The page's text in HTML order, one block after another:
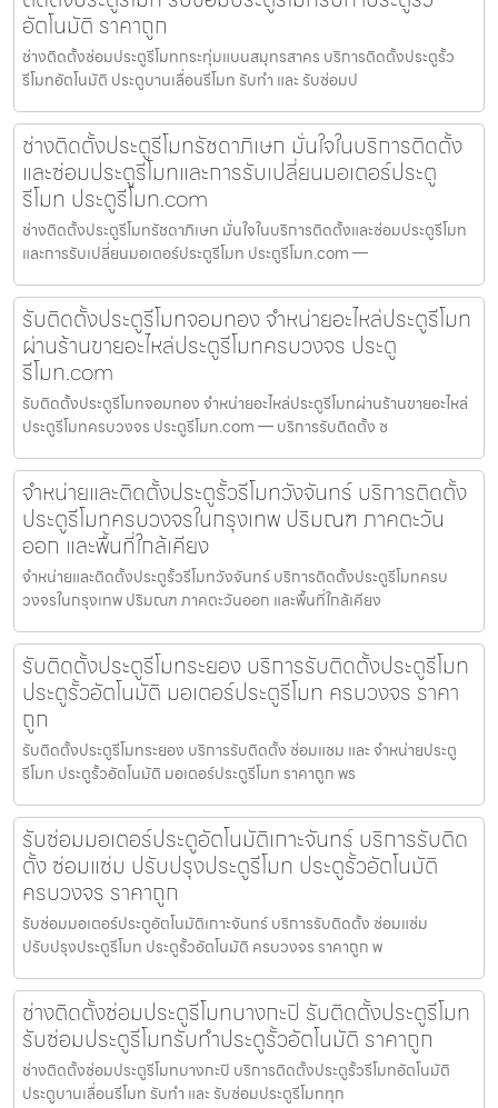
อัตโนมัติ ราคาถูก
ช่างติดตั้งซ่อมประตูรีโมทกระทุ่มแบนสมุทรสาคร บริการติดตั้งประตูรั้ว
รีโมทอัตโนมัติ ประตูบานเลื่อนรีโมท รับทำ และ รับซ่อมป
ช่างติดตั้งประตูรีโมทรัชดาภิเษก มั่นใจในบริการติดตั้ง
และซ่อมประตูรีโมทและการรับเปลี่ยนมอเตอร์ประตู
รีโมท ประตูรีโมท.com
ช่างติดตั้งประตูรีโมทรัชดาภิเษก มั่นใจในบริการติดตั้งและซ่อมประตูรีโมท
และการรับเปลี่ยนมอเตอร์ประตูรีโมท ประตูรีโมท.com —
รับติดตั้งประตูรีโมทจอมทอง จำหน่ายอะไหล่ประตูรีโมท
ผ่านร้านขายอะไหล่ประตูรีโมทครบวงจร ประตู
รีโมท.com
รับติดตั้งประตูรีโมทจอมทอง จำหน่ายอะไหล่ประตูรีโมทผ่านร้านขายอะไหล่
ประตูรีโมทครบวงจร ประตูรีโมท.com — บริการรับติดตั้ง ซ
จำหน่ายและติดตั้งประตูรั้วรีโมทวังจันทร์ บริการติดตั้ง
ประตูรีโมทครบวงจรในกรุงเทพ ปริมณฑ ภาคตะวัน
ออก และพื้นที่ใกล้เคียง
จำหน่ายและติดตั้งประตูรั้วรีโมทวังจันทร์ บริการติดตั้งประตูรีโมทครบ
วงจรในกรุงเทพ ปริมณฑ ภาคตะวันออก และพื้นที่ใกล้เคียง
รับติดตั้งประตูรีโมทระยอง บริการรับติดตั้งประตูรีโมท
ประตูรั้วอัตโนมัติ มอเตอร์ประตูรีโมท ครบวงจร ราคา
ถูก
รับติดตั้งประตูรีโมทระยอง บริการรับติดตั้ง ซ่อมแซม และ จำหน่ายประตู
รีโมท ประตูรั้วอัตโนมัติ มอเตอร์ประตูรีโมท ราคาถูก พร
รับซ่อมมอเตอร์ประตูอัตโนมัติเกาะจันทร์ บริการรับติด
ตั้ง ซ่อมแซ่ม ปรับปรุงประตูรีโมท ประตูรั้วอัตโนมัติ
ครบวงจร ราคาถูก
รับซ่อมมอเตอร์ประตูอัตโนมัติเกาะจันทร์ บริการรับติดตั้ง ซ่อมแซ่ม
ปรับปรุงประตูรีโมท ประตูรั้วอัตโนมัติ ครบวงจร ราคาถูก พ
ช่างติดตั้งซ่อมประตูรีโมทบางกะปิ รับติดตั้งประตูรีโมท
รับซ่อมประตูรีโมทรับทำประตูรั้วอัตโนมัติ ราคาถูก
ช่างติดตั้งซ่อมประตูรีโมทบางกะปิ บริการติดตั้งประตูรั้วรีโมทอัตโนมัติ
ประตูบานเลื่อนรีโมท รับทำ และ รับซ่อมประตูรีโมททุก